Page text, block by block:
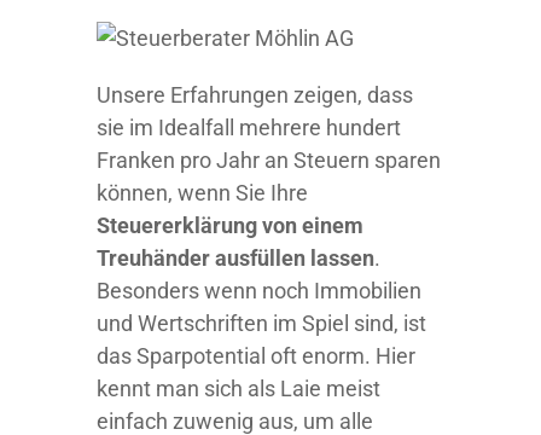
Unsere Erfahrungen zeigen, dass
sie im Idealfall mehrere hundert
Franken pro Jahr an Steuern sparen
können, wenn Sie Ihre
Steuererklärung von einem
Treuhänder ausfüllen lassen.
Besonders wenn noch Immobilien
und Wertschriften im Spiel sind, ist
das Sparpotential oft enorm. Hier
kennt man sich als Laie meist
einfach zuwenig aus, um alle